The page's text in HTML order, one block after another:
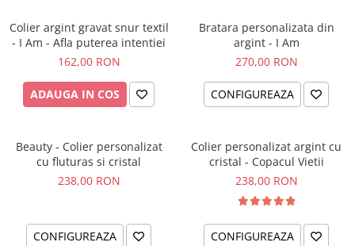
Colier argint gravat snur textil
- I Am - Afla puterea intentiei
162,00 RON
ADAUGA IN COS
Bratara personalizata din
argint - I Am
270,00 RON
CONFIGUREAZA
Beauty - Colier personalizat
cu fluturas si cristal
238,00 RON
CONFIGUREAZA
Colier personalizat argint cu
cristal - Copacul Vietii
238,00 RON
CONFIGUREAZA